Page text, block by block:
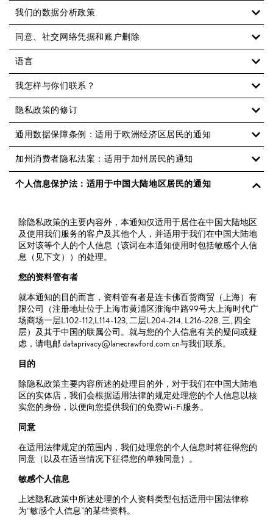
我们的数据分析政策
同意、社交网络凭据和账户删除
语言
我怎样与你们联系？
隐私政策的修订
通用数据保障条例：适用于欧洲经济区居民的通知
加州消费者隐私法案：适用于加州居民的通知
个人信息保护法：适用于中国大陆地区居民的通知
除隐私政策的主要内容外，本通知仅适用于居住在中国大陆地区
及使用我们服务的客户及其他个人，并适用于我们在中国大陆地
区对该等个人的个人信息（该词在本通知使用时包括敏感个人信
息（见下文））的处理。
您的资料管有者
就本通知的目的而言，资料管有者是连卡佛百货商贸（上海）有
限公司（注册地址位于上海市黄浦区淮海中路99号大上海时代广
场商场一层L102-112,L114-123, 二层L204-214, L216-228, 三, 四全
层）及其于中国的联属公司。就与您的个人信息有关的疑问或疑
虑，请电邮 dataprivacy@lanecrawford.com.cn与我们联系。
目的
除隐私政策主要内容所述的处理目的外，对于我们在中国大陆地
区的实体店，我们会根据适用法律的规定处理您的个人信息以核
实您的身份，以便向您提供我们的免费Wi-Fi服务。
同意
在适用法律规定的范围内，我们处理您的个人信息时将征得您的
同意（以及在适当情况下征得您的单独同意）。
敏感个人信息
上述隐私政策中所述处理的个人资料类型包括适用中国法律称
为“敏感个人信息”的某些资料。